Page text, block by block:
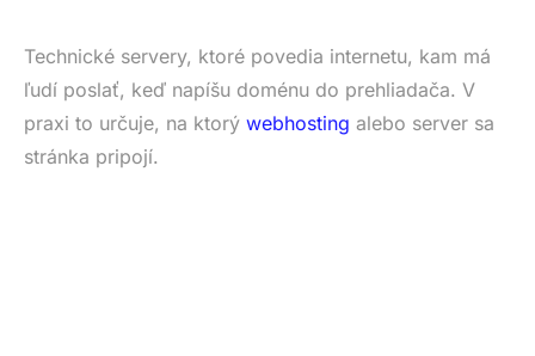
Technické servery, ktoré povedia internetu, kam má
ľudí poslať, keď napíšu doménu do prehliadača. V
praxi to určuje, na ktorý webhosting alebo server sa
stránka pripojí.